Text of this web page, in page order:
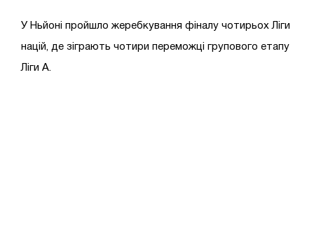
У Ньйоні пройшло жеребкування фіналу чотирьох Ліги
націй, де зіграють чотири переможці групового етапу
Ліги А.